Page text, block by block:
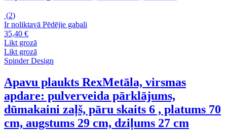
(2)
Ir noliktavā Pēdējie gabali
35,40 €
Likt grozā
Likt grozā
Spinder Design
Apavu plaukts RexMetāla, virsmas
apdare: pulverveida pārklājums,
dūmakaini zaļš, pāru skaits 6 , platums 70
cm, augstums 29 cm, dziļums 27 cm